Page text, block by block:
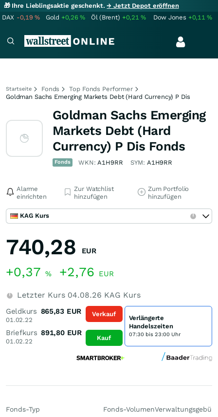
🎁 Ihre Lieblingsaktie geschenkt.→ Jetzt Depot eröffnen
DAX -0,19% Gold +0,26% Öl (Brent) +0,21% Dow Jones +0,11%
Startseite Fonds
Top Fonds Performer
Goldman Sachs Emerging Markets Debt (Hard Currency) P Dis
Goldman Sachs Emerging
Markets Debt (Hard
Currency) P Dis Fonds
Fonds WKN:A1H9RR SYM: A1H9RR
Alarme
einrichten
Zur Watchlist
hinzufügen
Zum Portfolio
hinzufügen
KAG Kurs
740,28 EUR
+0,37 % +2,76 EUR
Letzter Kurs 04.08.26 KAG Kurs
Geldkurs
01.02.22
865,83 EUR
Briefkurs
01.02.22
891,80 EUR
Verkauf
Kauf
Verlängerte
Handelszeiten
07:30 bis 23:00 Uhr
Fonds-Typ Fonds-Volumen